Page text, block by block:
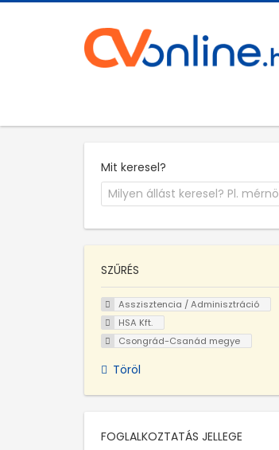
Mit keresel?
SZŰRÉS
Asszisztencia / Adminisztráció
HSA Kft.
Csongrád-Csanád megye
Töröl
FOGLALKOZTATÁS JELLEGE